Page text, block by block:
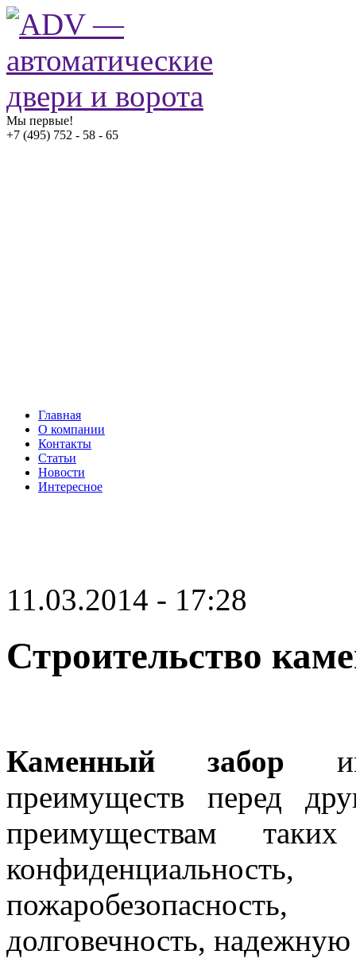
Мы первые!
+7 (495) 752 - 58 - 65
Главная
О компании
Контакты
Статьи
Новости
Интересное
11.03.2014 - 17:28
Строительство
Каменный забор
преимуществ перед
преимуществам
долговечность,